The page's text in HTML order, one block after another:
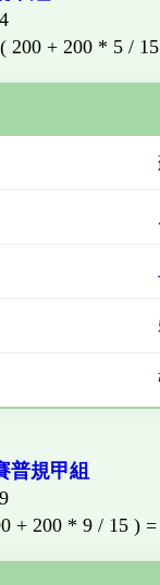
200 + 200 * 5 /
普規甲組
+ 200 * 9 / 15 ) =